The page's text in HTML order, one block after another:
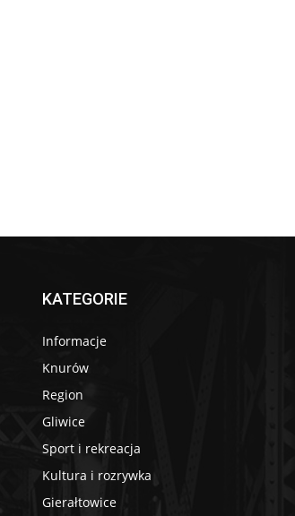
KATEGORIE
Informacje
Knurów
Region
Gliwice
Sport i rekreacja
Kultura i rozrywka
Gierałtowice